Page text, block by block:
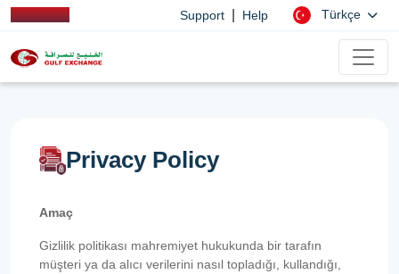
Support Help Türkçe
Privacy Policy
Amaç
Gizlilik politikası mahremiyet hukukunda bir tarafın
müşteri ya da alıcı verilerini nasıl topladığı, kullandığı,